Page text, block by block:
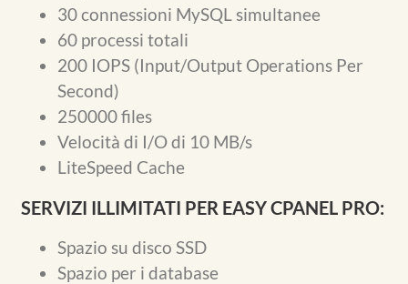
30 connessioni MySQL simultanee
60 processi totali
200 IOPS (Input/Output Operations Per
Second)
250000 files
Velocità di I/O di 10 MB/s
LiteSpeed Cache
SERVIZI ILLIMITATI PER EASY CPANEL PRO:
Spazio su disco SSD
Spazio per i database